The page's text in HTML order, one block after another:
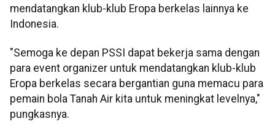
mendatangkan klub-klub Eropa berkelas lainnya ke
Indonesia.
"Semoga ke depan PSSI dapat bekerja sama dengan
para event organizer untuk mendatangkan klub-klub
Eropa berkelas secara bergantian guna memacu para
pemain bola Tanah Air kita untuk meningkat levelnya,"
pungkasnya.